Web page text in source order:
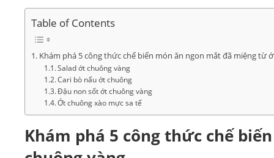
Table of Contents
Khám phá 5 công thức chế biến món ăn ngon mắt đã miệng từ
Salad ớt chuông vàng
Cari bò nấu ớt chuông
Đậu non sốt ớt chuông vàng
Ớt chuông xào mực sa tế
Khám phá 5 công thức chế